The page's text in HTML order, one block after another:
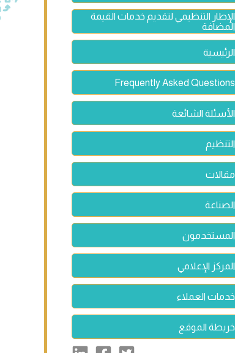
الإطار التنظيمي لتقديم خدمات القيمة
المضافة
الرئيسية
Frequently Asked Questions
الأسئلة الشائعة
التنظيم
مقالات
الصناعة
المستخدمون
المركز الإعلامي
خدمات العملاء
خريطة الموقع